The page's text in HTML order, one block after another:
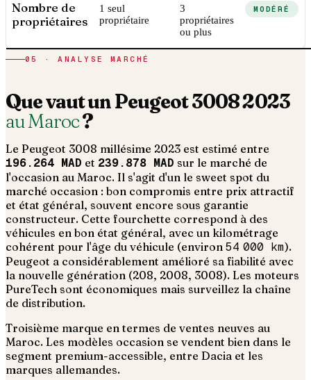
Nombre de
propriétaires
1 seul
propriétaire
3
propriétaires
ou plus
MODÉRÉ
05 · ANALYSE MARCHÉ
Que vaut unPeugeot30082023
au Maroc?
Le Peugeot 3008 millésime 2023 est estimé entre
196.264 MAD et 239.878 MAD sur le marché de
l'occasion au Maroc. Il s'agit d'un le sweet spot du
marché occasion : bon compromis entre prix attractif
et état général, souvent encore sous garantie
constructeur. Cette fourchette correspond à des
véhicules en bon état général, avec un kilométrage
cohérent pour l'âge du véhicule (environ 54 000 km).
Peugeot a considérablement amélioré sa fiabilité avec
la nouvelle génération (208, 2008, 3008). Les moteurs
PureTech sont économiques mais surveillez la chaîne
de distribution.
Troisième marque en termes de ventes neuves au
Maroc. Les modèles occasion se vendent bien dans le
segment premium-accessible, entre Dacia et les
marques allemandes.